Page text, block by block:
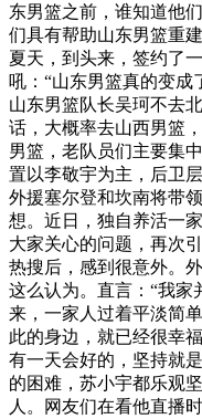
东男篮之前，谁知道他
们具有帮助山东男篮重
夏天，到头来，签约了
吼：“山东男篮真的变成
山东男篮队长吴珂不去
话，大概率去山西男篮
男篮，老队员们主要集
置以李敬宇为主，后卫
外援塞尔登和坎南将带
想。近日，独自养活一
大家关心的问题，再
热搜后，感到很意外。
这么认为。直言：“
来，一家人过着平淡简
此的身边，就已经很幸
有一天会好的，坚持
的困难，苏小宇都乐观
人。网友们在看他直播